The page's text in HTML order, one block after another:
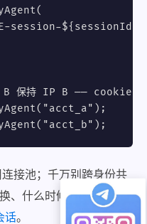
session-
保持 IP B —— cookie
接池；千万别跨身份共
、什么时候该锁定是另
话。